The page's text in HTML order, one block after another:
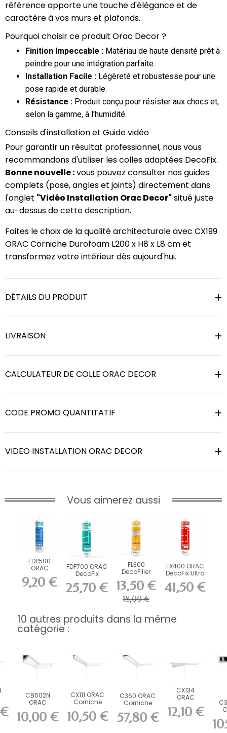
référence apporte une touche d'élégance et de
caractère à vos murs et plafonds.
Pourquoi choisir ce produit Orac Decor ?
Finition Impeccable : Matériau de haute densité prêt à
peindre pour une intégration parfaite.
Installation Facile : Légèreté et robustesse pour une
pose rapide et durable.
Résistance : Produit conçu pour résister aux chocs et,
selon la gamme, à l'humidité.
Conseils d'installation et Guide vidéo
Pour garantir un résultat professionnel, nous vous
recommandons d'utiliser les colles adaptées DecoFix.
Bonne nouvelle :vous pouvez consulter nos guides
complets (pose, angles et joints) directement dans
l'onglet "Vidéo Installation Orac Decor" situé juste
au-dessus de cette description.
Faites le choix de la qualité architecturale avec CX199
ORAC Corniche Durofoam L200 x H8 x L8 cm et
transformez votre intérieur dès aujourd'hui.
DÉTAILS DU PRODUIT
LIVRAISON
CALCULATEUR DE COLLE ORAC DECOR
CODE PROMO QUANTITATIF
VIDEO INSTALLATION ORAC DECOR
Vous aimerez aussi
FDP500
ORAC
DecoFix Pro
310 ml
9,20 €
FDP700 ORAC
DecoFix
Power 290 ml
25,70 €
FL300
DecoFiller
13,50 €
18,00 €
FX400 ORAC
DecoFix Ultra
270 ml
41,50 €
10 autres produits dans la même
catégorie :
CB502N
ORAC
Corniche
non-primed
Durofoam...
10,00 €
CX111 ORAC
Corniche
Durofoam
L200 x H2,6
x...
10,50 €
C360 ORAC
Corniche
Purotouch
L200 x H2,1 x...
57,80 €
CX134
ORAC
Corniche
Durofoam
L200 x H3 x...
12,10 €